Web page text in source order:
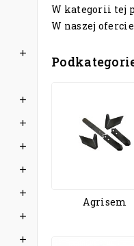








W kategorii tej
W naszej
Agrisem